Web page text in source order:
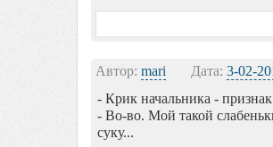
Автор: mari Дата: 3-02-
- Крик начальника -
- Во-во. Мой такой
суку...